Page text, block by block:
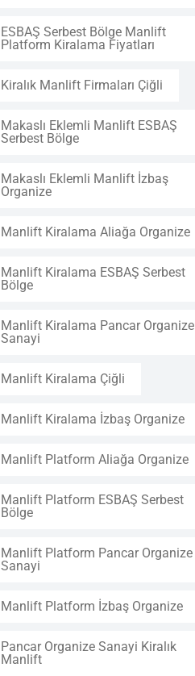
ESBAŞ Serbest Bölge Manlift
Platform Kiralama Fiyatları
Kiralık Manlift Firmaları Çiğli
Makaslı Eklemli Manlift ESBAŞ
Serbest Bölge
Makaslı Eklemli Manlift İzbaş
Organize
Manlift Kiralama Aliağa Organize
Manlift Kiralama ESBAŞ Serbest
Bölge
Manlift Kiralama Pancar Organize
Sanayi
Manlift Kiralama Çiğli
Manlift Kiralama İzbaş Organize
Manlift Platform Aliağa Organize
Manlift Platform ESBAŞ Serbest
Bölge
Manlift Platform Pancar Organize
Sanayi
Manlift Platform İzbaş Organize
Pancar Organize Sanayi Kiralık
Manlift